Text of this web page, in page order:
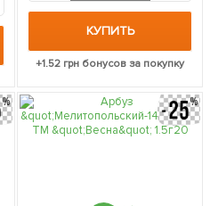
КУПИТЬ
+1.52грн бонусов за покупку